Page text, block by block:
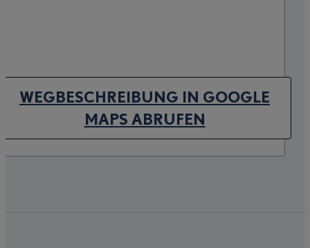
WEGBESCHREIBUNG IN GOOGLE
MAPS ABRUFEN(OPENS IN NEW TAB)